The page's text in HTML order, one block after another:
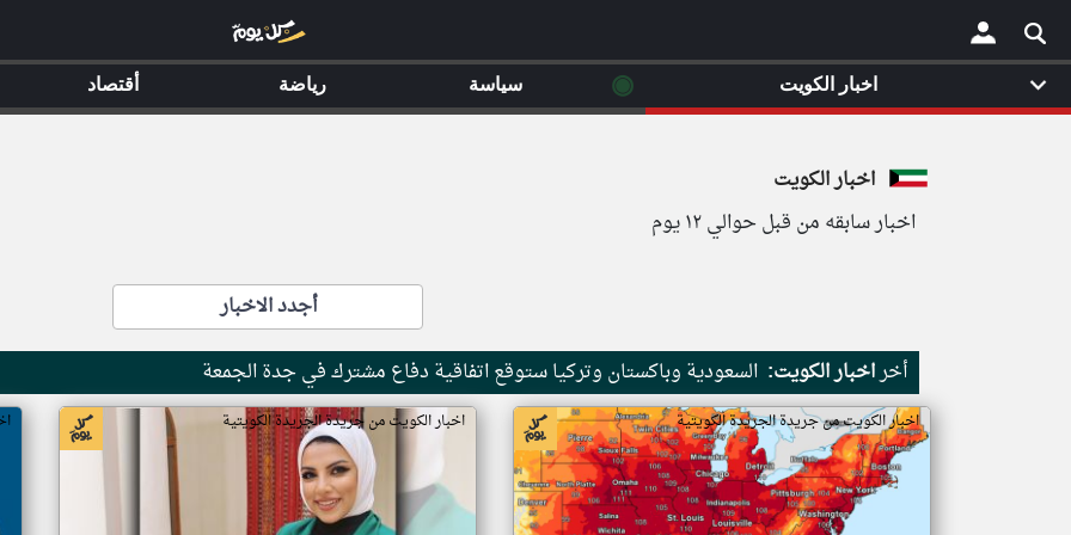
×
اخبار الكويت
اخبار سابقه من قبل حوالي ١٢ يوم
أجدد الاخبار
أخراخبار الكويت: السعودية وباكستان وتركيا ستوقع اتفاقية دفاع مشترك في جدة الجمعة
اخبار الكويت من جريدة الجريدة الكويتية اخبار الكويت من جريدة الجريدة الكويتية
اخبار الكويت ◉ سياسة رياضة أقتصاد